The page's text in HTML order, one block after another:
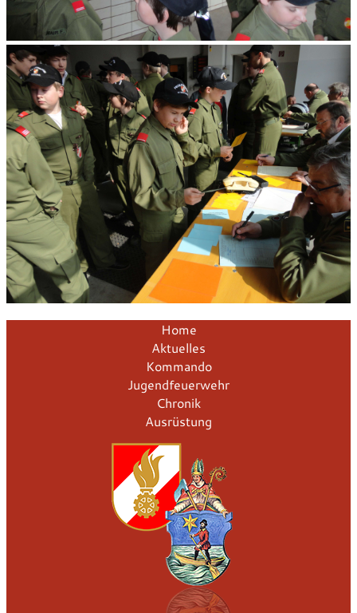
Home
Aktuelles
Kommando
Jugendfeuerwehr
Chronik
Ausrüstung